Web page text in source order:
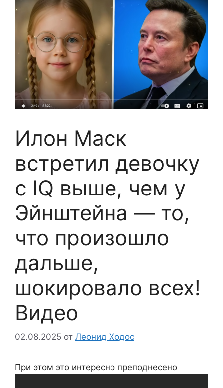
Илон Маск
встретил девочку
с IQ выше, чем у
Эйнштейна — то,
что произошло
дальше,
шокировало всех!
Видео
02.08.2025 от Леонид Ходос
При этом это интересно преподнесено